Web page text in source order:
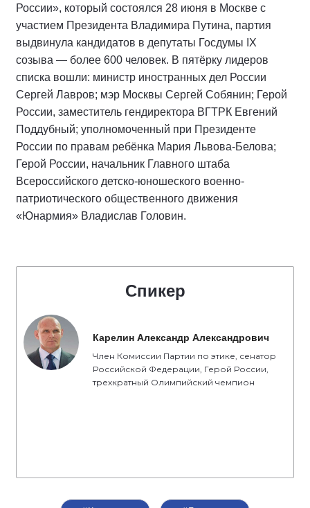
России», который состоялся 28 июня в Москве с
участием Президента Владимира Путина, партия
выдвинула кандидатов в депутаты Госдумы IX
созыва — более 600 человек. В пятёрку лидеров
списка вошли: министр иностранных дел России
Сергей Лавров; мэр Москвы Сергей Собянин; Герой
России, заместитель гендиректора ВГТРК Евгений
Поддубный; уполномоченный при Президенте
России по правам ребёнка Мария Львова-Белова;
Герой России, начальник Главного штаба
Всероссийского детско-юношеского военно-
патриотического общественного движения
«Юнармия» Владислав Головин.
Спикер
Карелин Александр Александрович
Член Комиссии Партии по этике, сенатор
Российской Федерации, Герой России,
трехкратный Олимпийский чемпион